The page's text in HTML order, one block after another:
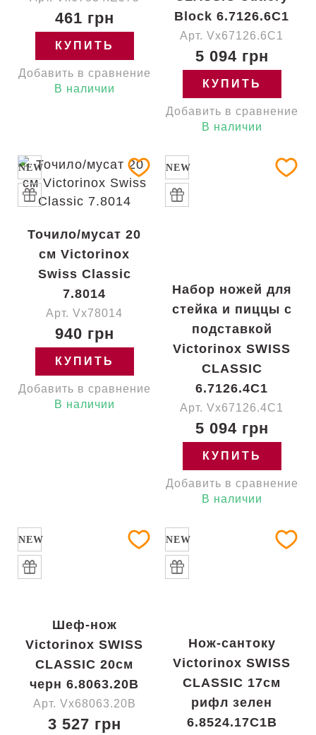
461 грн
КУПИТЬ
Добавить в сравнение
В наличии
Block 6.7126.6C1
Арт. Vx67126.6C1
5 094 грн
КУПИТЬ
Добавить в сравнение
В наличии
NEW
Точило/мусат 20
см Victorinox
Swiss Classic
7.8014
Арт. Vx78014
940 грн
КУПИТЬ
Добавить в сравнение
В наличии
NEW
Набор ножей для
стейка и пиццы с
подставкой
Victorinox SWISS
CLASSIC
6.7126.4C1
Арт. Vx67126.4C1
5 094 грн
КУПИТЬ
Добавить в сравнение
В наличии
NEW
Шеф-нож
Victorinox SWISS
CLASSIC 20см
черн 6.8063.20B
Арт. Vx68063.20B
3 527 грн
NEW
Нож-сантоку
Victorinox SWISS
CLASSIC 17см
рифл зелен
6.8524.17C1B